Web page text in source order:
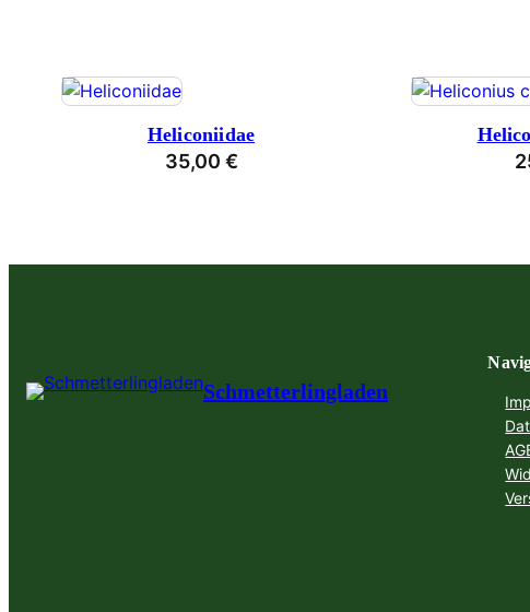
Heliconiidae
35,00 €
Schmetterlingladen